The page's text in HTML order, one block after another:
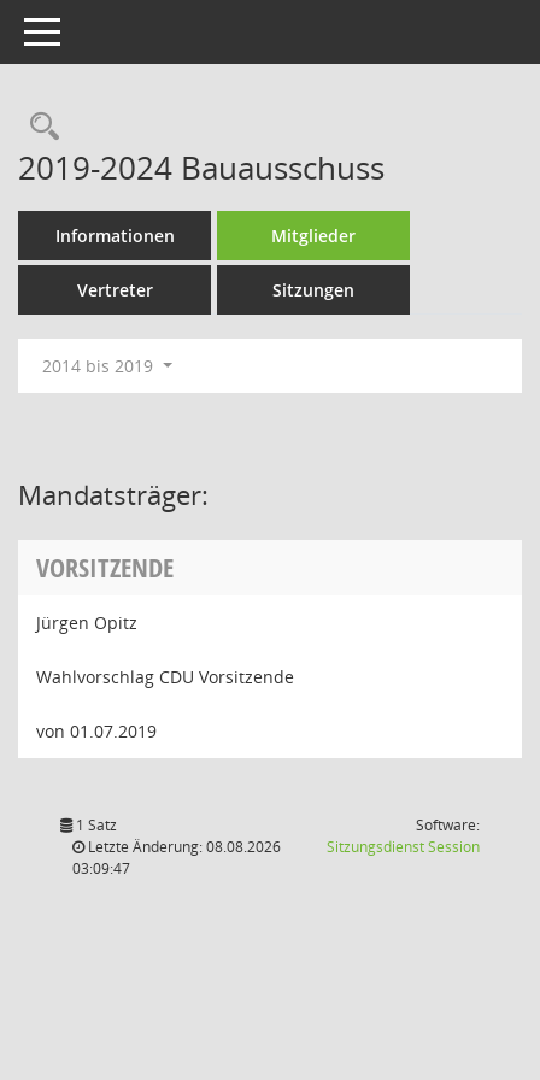
Toggle navigation
Rechercheauswahl
2019-2024 Bauausschuss
Informationen Mitglieder
Vertreter Sitzungen
2014 bis 2019
Mandatsträger:
VORSITZENDE
Jürgen Opitz
Wahlvorschlag CDU Vorsitzende
von 01.07.2019
1 Satz
Letzte Änderung: 08.08.2026
03:09:47
Software:
SitzungsdienstSession(Wird in